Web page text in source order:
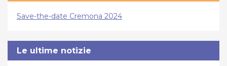
Save-the-date Cremona 2024
Le ultime notizie